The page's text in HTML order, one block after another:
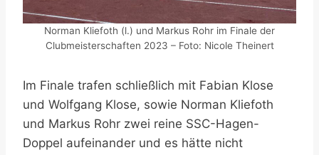
Norman Kliefoth (l.) und Markus Rohr im Finale der
Clubmeisterschaften 2023 – Foto: Nicole Theinert
Im Finale trafen schließlich mit Fabian Klose
und Wolfgang Klose, sowie Norman Kliefoth
und Markus Rohr zwei reine SSC-Hagen-
Doppel aufeinander und es hätte nicht